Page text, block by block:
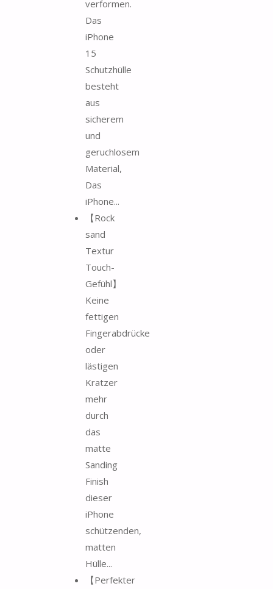
verformen.
Das
iPhone
15
Schutzhülle
besteht
aus
sicherem
und
geruchlosem
Material,
Das
iPhone...
【Rock
sand
Textur
Touch-
Gefühl】
Keine
fettigen
Fingerabdrücke
oder
lästigen
Kratzer
mehr
durch
das
matte
Sanding
Finish
dieser
iPhone
schützenden,
matten
Hülle...
【Perfekter